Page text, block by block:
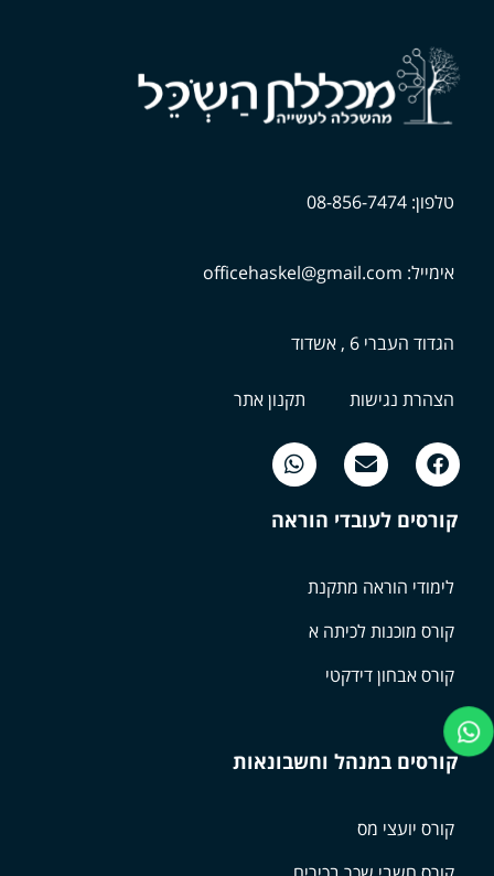
טלפון: 08-856-7474
אימייל: officehaskel@gmail.com
הגדוד העברי 6 , אשדוד
הצהרת נגישות תקנון אתר
קורסים לעובדי הוראה
לימודי הוראה מתקנת
קורס מוכנות לכיתה א
קורס אבחון דידקטי
קורסים במנהל וחשבונאות
קורס יועצי מס